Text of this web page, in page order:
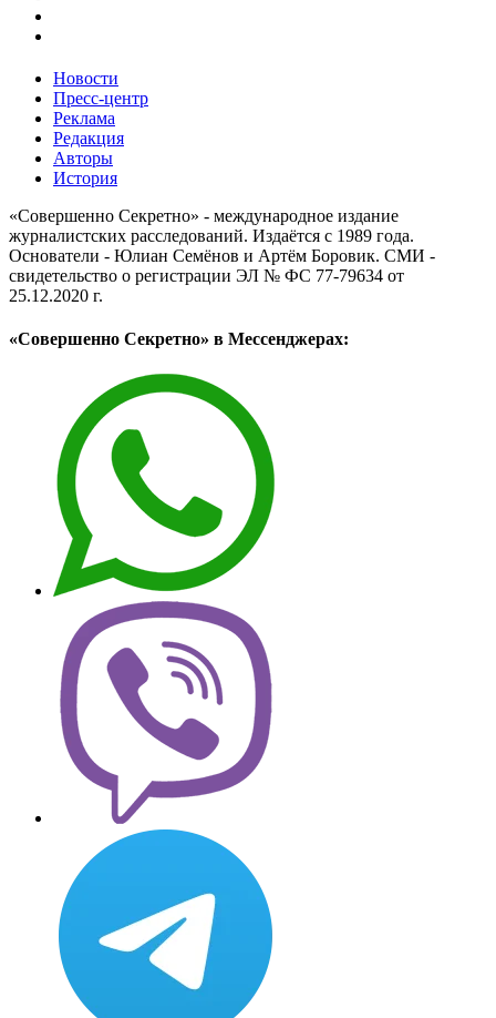
Новости
Пресс-центр
Реклама
Редакция
Авторы
История
«Совершенно Секретно» - международное издание
журналистских расследований. Издаётся с 1989 года.
Основатели - Юлиан Семёнов и Артём Боровик. CМИ -
свидетельство о регистрации ЭЛ № ФС 77-79634 от
25.12.2020 г.
«Совершенно Секретно» в Мессенджерах: